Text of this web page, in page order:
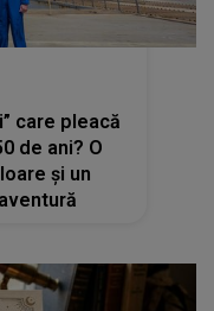
care pleacă
de ani? O
și un